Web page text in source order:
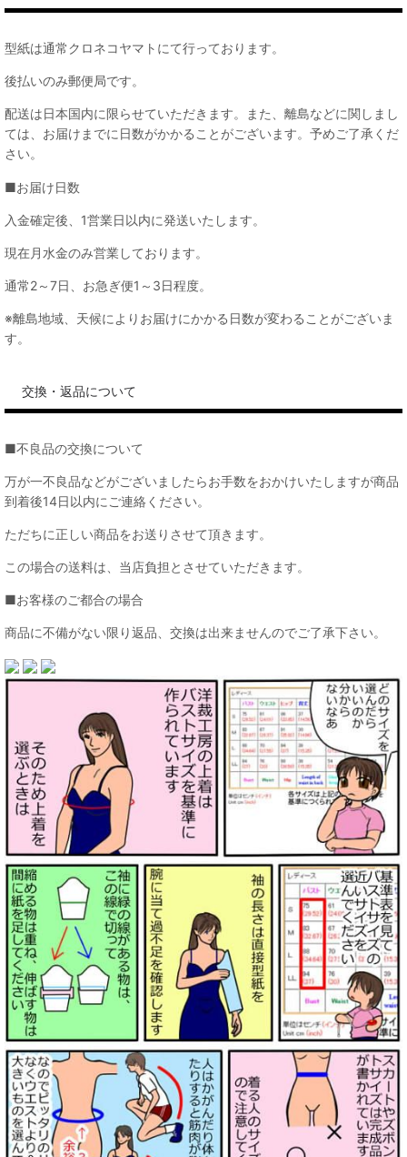
型紙は通常クロネコヤマトにて行っております。
後払いのみ郵便局です。
配送は日本国内に限らせていただきます。また、離島などに関しまし
ては、お届けまでに日数がかかることがございます。予めご了承くだ
さい。
■お届け日数
入金確定後、1営業日以内に発送いたします。
現在月水金のみ営業しております。
通常2～7日、お急ぎ便1～3日程度。
※離島地域、天候によりお届けにかかる日数が変わることがございま
す。
交換・返品について
■不良品の交換について
万が一不良品などがございましたらお手数をおかけいたしますが商品
到着後14日以内にご連絡ください。
ただちに正しい商品をお送りさせて頂きます。
この場合の送料は、当店負担とさせていただきます。
■お客様のご都合の場合
商品に不備がない限り返品、交換は出来ませんのでご了承下さい。